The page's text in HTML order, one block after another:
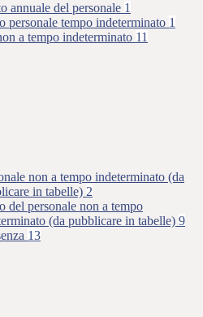
annuale del personale 1
personale tempo indeterminato 1
a tempo indeterminato 11
non a tempo indeterminato (da
in tabelle) 2
del personale non a tempo
(da pubblicare in tabelle) 9
13